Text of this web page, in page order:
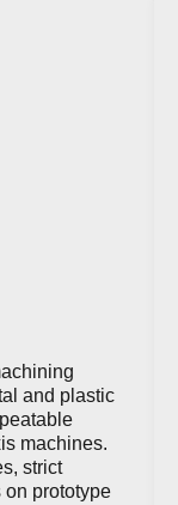
and plastic
machines.
strict
prototype